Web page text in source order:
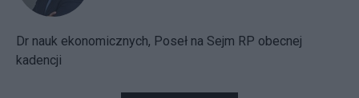
Dr nauk ekonomicznych, Poseł na Sejm RP obecnej
kadencji